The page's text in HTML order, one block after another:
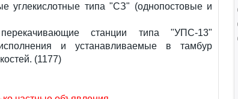
углекислотные типа "СЗ" (однопостовые и
перекачивающие станции типа "УПС-13"
и устанавливаемые в тамбур
(1177)